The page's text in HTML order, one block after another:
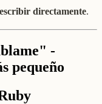
escribir directamente.
-
pequeño